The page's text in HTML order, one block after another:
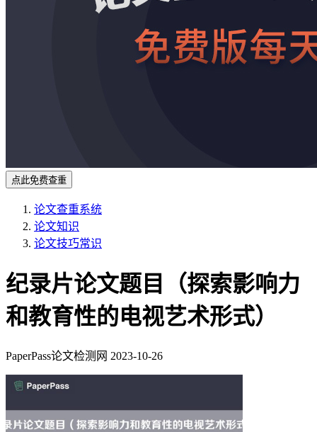
点此免费查重
论文查重系统
论文知识
论文技巧常识
纪录片论文题目（探索影响力
和教育性的电视艺术形式）
PaperPass论文检测网 2023-10-26